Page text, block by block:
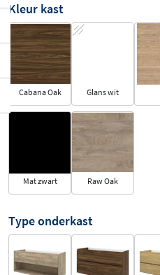
Kleur kast
Cabana Oak Glans wit
Mat zwart Raw Oak
Type onderkast